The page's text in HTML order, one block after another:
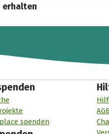
erhalten
spenden